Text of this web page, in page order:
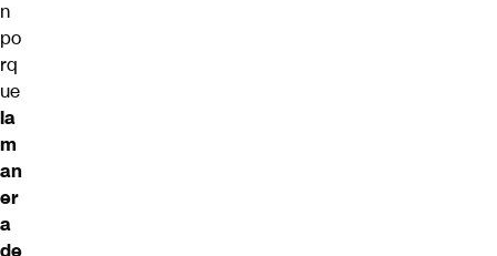
n
po
rq
ue
la
m
an
er
a